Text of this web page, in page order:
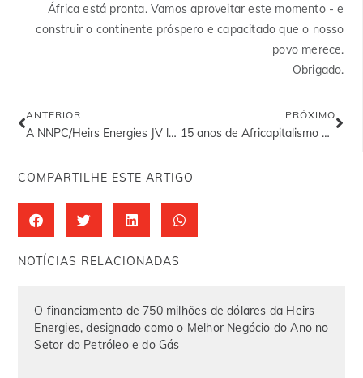
África está pronta. Vamos aproveitar este momento - e
construir o continente próspero e capacitado que o nosso
povo merece.
Obrigado.
ANTERIOR
A NNPC/Heirs Energies JV lança uma bolsa de estudos universitária para as comunidades anfitriãs da OML 17
PRÓXIMO
15 anos de Africapitalismo em Ação: Execução da visão arrojada da Heirs Holdings para África
COMPARTILHE ESTE ARTIGO
NOTÍCIAS RELACIONADAS
O financiamento de 750 milhões de dólares da Heirs
Energies, designado como o Melhor Negócio do Ano no
Setor do Petróleo e do Gás